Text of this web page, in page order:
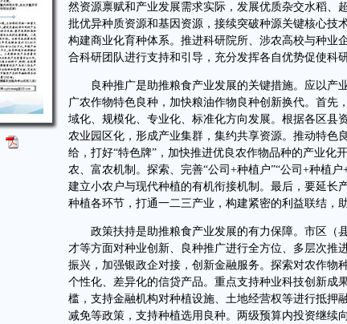
然资源禀赋和产业发展需求实际，发展优质杂交水稻、
批优异种质资源和基因资源，接续突破种源关键核心技
构建商业化育种体系。推进科研院所、涉农高校与种业
合科研团队进行支持和引导，充分发挥各自优势促使科
良种推广是助推粮食产业发展的关键措施。应以产
广农作物特色良种，加快粮油作物良种创新换代。首先
域化、规模化、专业化、标准化方向发展。根据各区县
农业园区化，形成产业集群，集约共享资源。推动特色
给，打好“特色牌”，加快推进优良农作物品种的产业化
农、富农机制。探索、完善“公司+种植户”“公司+种植户
建立小农户与现代种植的有机衔接机制。最后，要延长
种植各环节，打通一二三产业，构建紧密的利益联结，
政策扶持是助推粮食产业发展的有力保障。市区（
才等方面对种业创新、良种推广进行全方位、多层次推
振兴，加强银政企对接，创新金融服务。探索对农作物
个性化、差异化的信贷产品。重点支持种业科技创新成
槛，支持金融机构对种植设施、土地经营权等进行抵押
减免等政策，支持种植选用良种。两级预算内投资继续